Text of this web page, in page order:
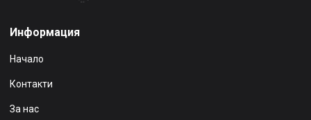
Информация
Начало
Контакти
За нас